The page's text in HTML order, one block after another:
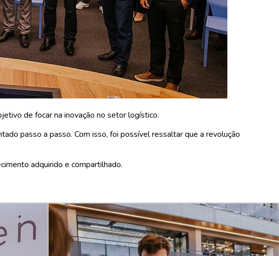
de focar na inovação no setor logístico.
passo a passo. Com isso, foi possível ressaltar que a revolução
adquirido e compartilhado.